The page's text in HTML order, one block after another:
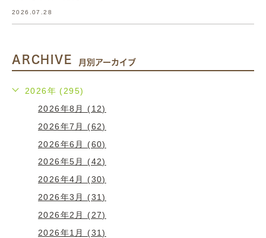
2026.07.28
ARCHIVE 月別アーカイブ
2026年 (295)
2026年8月 (12)
2026年7月 (62)
2026年6月 (60)
2026年5月 (42)
2026年4月 (30)
2026年3月 (31)
2026年2月 (27)
2026年1月 (31)